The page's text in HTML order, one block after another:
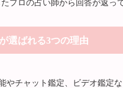
プロの占い師から回答が返っ
選ばれる3つの理由
やチャット鑑定、ビデオ鑑定